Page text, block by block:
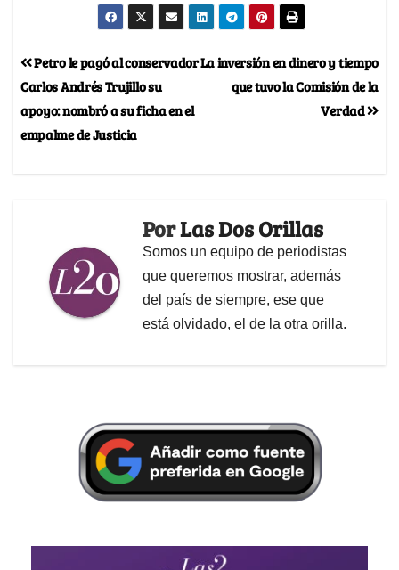
La inversión en dinero y tiempo
que tuvo la Comisión de la
Verdad
Petro le pagó al conservador
Carlos Andrés Trujillo su
apoyo: nombró a su ficha en el
empalme de Justicia
PorLas Dos Orillas
Somos un equipo de periodistas
que queremos mostrar, además
del país de siempre, ese que
está olvidado, el de la otra orilla.